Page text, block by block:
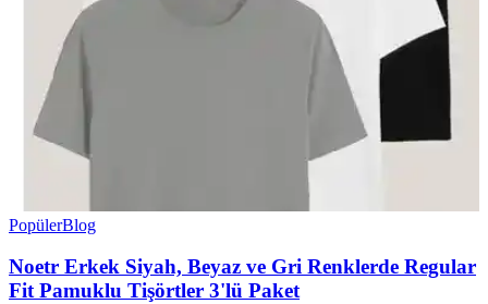
PopülerBlog
Noetr Erkek Siyah, Beyaz ve Gri Renklerde Regular
Fit Pamuklu Tişörtler 3'lü Paket